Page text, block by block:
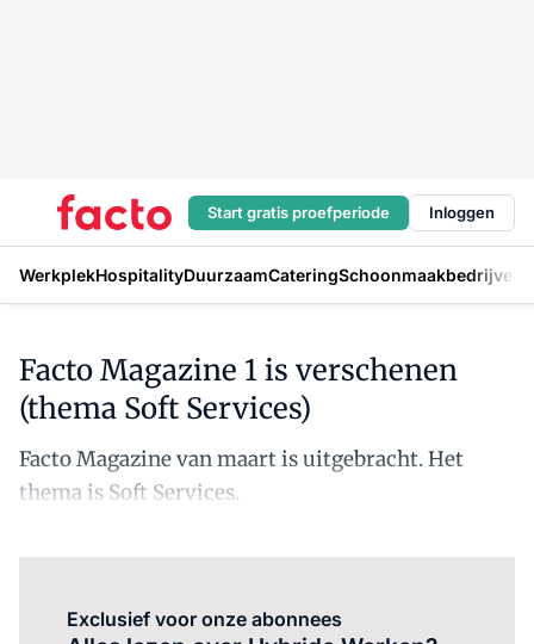
Start gratis proefperiode Inloggen
WerkplekHospitalityDuurzaamCateringSchoonmaakbedrijven
Facto Magazine 1 is verschenen
(thema Soft Services)
Facto Magazine van maart is uitgebracht. Het
thema is Soft Services.
Exclusief voor onze abonnees